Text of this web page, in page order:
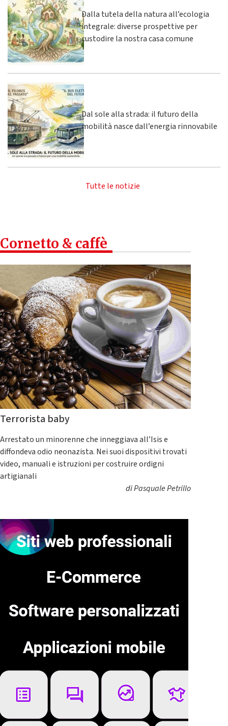
Dalla tutela della natura all’ecologia
integrale: diverse prospettive per
custodire la nostra casa comune
Dal sole alla strada: il futuro della
mobilità nasce dall’energia rinnovabile
Tutte le notizie
Cornetto & caffè
Terrorista baby
Arrestato un minorenne che inneggiava all’Isis e
diffondeva odio neonazista. Nei suoi dispositivi trovati
video, manuali e istruzioni per costruire ordigni
artigianali
diPasquale Petrillo